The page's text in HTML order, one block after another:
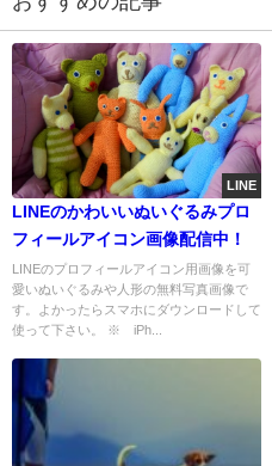
LINE
LINEのかわいいぬいぐるみプロ
フィールアイコン画像配信中！
LINEのプロフィールアイコン用画像を可
愛いぬいぐるみや人形の無料写真画像で
す。よかったらスマホにダウンロードして
使って下さい。 ※ iPh...